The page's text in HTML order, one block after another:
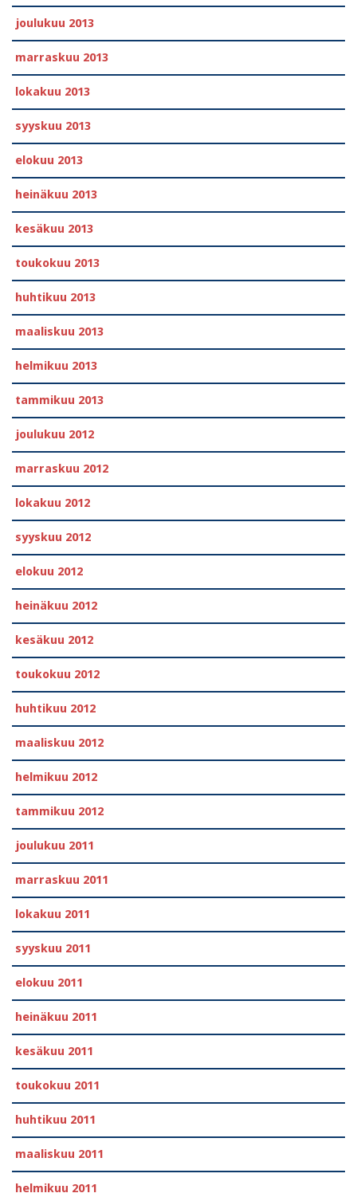
joulukuu 2013
marraskuu 2013
lokakuu 2013
syyskuu 2013
elokuu 2013
heinäkuu 2013
kesäkuu 2013
toukokuu 2013
huhtikuu 2013
maaliskuu 2013
helmikuu 2013
tammikuu 2013
joulukuu 2012
marraskuu 2012
lokakuu 2012
syyskuu 2012
elokuu 2012
heinäkuu 2012
kesäkuu 2012
toukokuu 2012
huhtikuu 2012
maaliskuu 2012
helmikuu 2012
tammikuu 2012
joulukuu 2011
marraskuu 2011
lokakuu 2011
syyskuu 2011
elokuu 2011
heinäkuu 2011
kesäkuu 2011
toukokuu 2011
huhtikuu 2011
maaliskuu 2011
helmikuu 2011